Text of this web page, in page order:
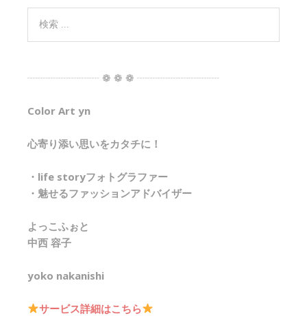
┈┈┈┈┈┈┈ ❁ ❁ ❁ ┈┈┈┈┈┈┈┈
Color Art yn
心寄り添い思いをカタチに！
・life storyフォトグラファー
・魅せるファッションアドバイザー
よっこふぉと
中西 容子
yoko nakanishi
サービス詳細はこちら